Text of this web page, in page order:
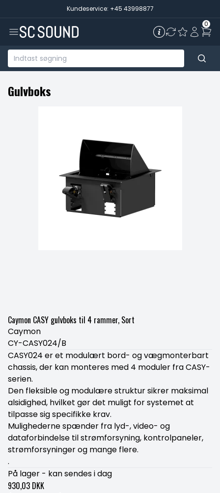
Kundeservice: +45 43998877
0
Gulvboks
Caymon CASY gulvboks til 4 rammer, Sort
Caymon
CY-CASY024/B
CASY024 er et modulært bord- og vægmonterbart
chassis, der kan monteres med 4 moduler fra CASY-
serien.
Den fleksible og modulære struktur sikrer maksimal
alsidighed, hvilket gør det muligt for systemet at
tilpasse sig specifikke krav.
Mulighederne spænder fra lyd-, video- og
dataforbindelse til strømforsyning, kontrolpaneler,
strømforsyninger og mange flere.
.
På lager - kan sendes i dag
930,03 DKK